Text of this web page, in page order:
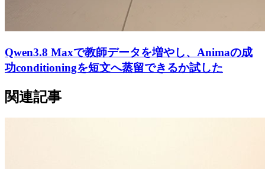
Qwen3.8 Maxで教師データを増やし、Animaの成
功conditioningを短文へ蒸留できるか試した
関連記事